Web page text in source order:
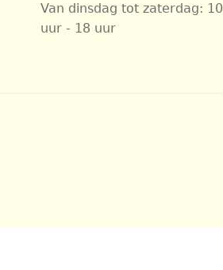
Van dinsdag tot zaterdag: 10
uur - 18 uur